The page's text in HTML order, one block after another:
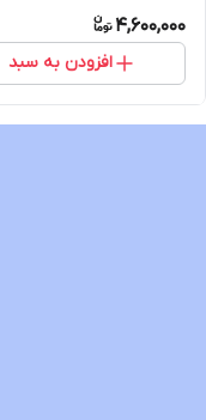
4,600,000
افزودن به سبد